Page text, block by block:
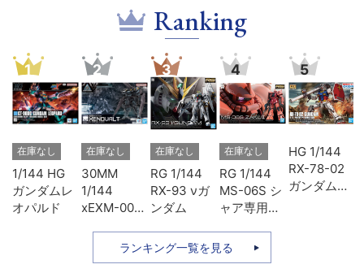
Ranking
1
在庫なし
1/144 HG
ガンダムレ
オパルド
2
在庫なし
30MM
1/144
xEXM-000
3
在庫なし
RG 1/144
RX-93 νガ
ンダム
4
在庫なし
RG 1/144
MS-06S シ
ャア専用ザ
5
HG 1/144
RX-78-02
ガンダム
ランキング一覧を見る